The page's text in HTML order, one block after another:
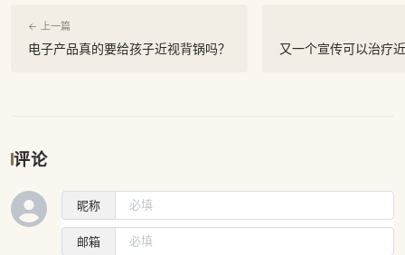
← 上一篇
电子产品真的要给孩子近视背锅吗？ 又一个宣传可以治疗
评论
昵称
邮箱